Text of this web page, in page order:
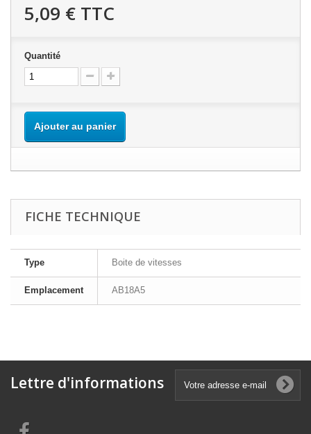
5,09 € TTC
Quantité
Ajouter au panier
FICHE TECHNIQUE
Type Boite de vitesses
Emplacement AB18A5
Lettre d'informations